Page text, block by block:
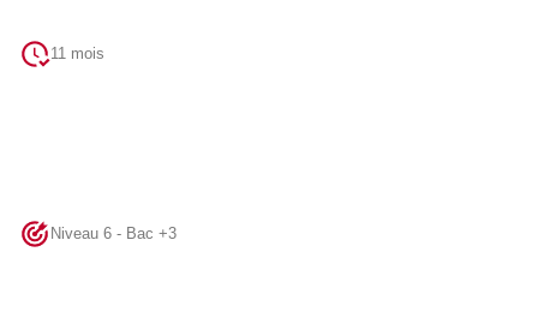
11 mois
Niveau 6 - Bac +3